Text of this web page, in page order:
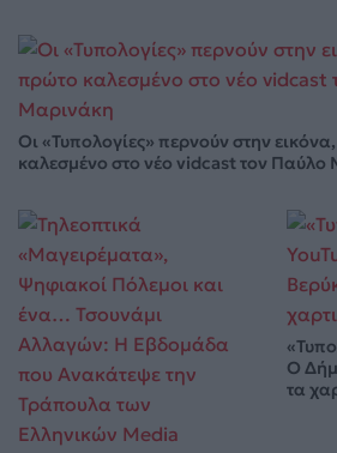
Οι «Τυπολογίες» περνούν στην
καλεσμένο στο νέο vidcast τον Παύλο
Ο
τα